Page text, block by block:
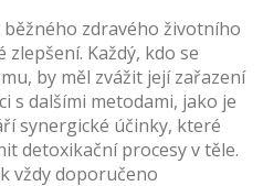
zdravého životního
Každý, kdo se
by měl zvážit její zařazení
s dalšími metodami, jako je
synergické účinky, které
detoxikační procesy v těle.
vždy doporučeno